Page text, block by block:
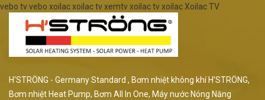
vebo tvvebo xoilacxoilac tvxemtvxoilac tvxoilacXoilac TV
H'STRÖNG - Germany Standard , Bơm nhiệt không khí H’STRÖNG,
Bơm nhiệt Heat Pump, Bơm All In One, Máy nước Nóng Năng